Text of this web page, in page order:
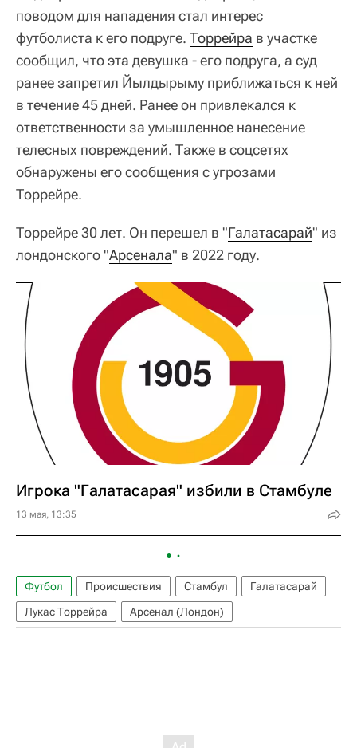
поводом для нападения стал интерес
футболиста к его подруге. Торрейра в участке
сообщил, что эта девушка - его подруга, а суд
ранее запретил Йылдырыму приближаться к ней
в течение 45 дней. Ранее он привлекался к
ответственности за умышленное нанесение
телесных повреждений. Также в соцсетях
обнаружены его сообщения с угрозами
Торрейре.
Торрейре 30 лет. Он перешел в "Галатасарай" из
лондонского "Арсенала" в 2022 году.
Игрока "Галатасарая" избили в Стамбуле
13 мая, 13:35
Футбол Происшествия Стамбул
Галатасарай
Лукас Торрейра
Арсенал (Лондон)